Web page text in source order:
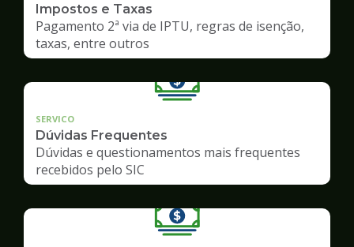
Impostos e Taxas
Pagamento 2ª via de IPTU, regras de isenção,
taxas, entre outros
SERVICO
Dúvidas Frequentes
Dúvidas e questionamentos mais frequentes
recebidos pelo SIC